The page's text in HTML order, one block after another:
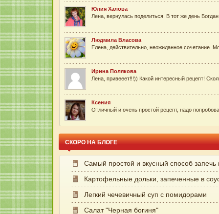
Юлия Халова
Лена, вернулась поделиться. В тот же день
Людмила Власова
Елена, действительно, неожиданное сочетание.
Ирина Полякова
Лена, привееет!!!)) Какой интересный рецепт!
Ксения
Отличный и очень простой рецепт, надо
СКОРО НА БЛОГЕ
Самый простой и вкусный способ запечь
Картофельные дольки, запеченные в
Легкий чечевичный суп с помидорами
Салат "Черная богиня"